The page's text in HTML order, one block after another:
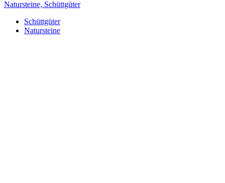
Natursteine, Schüttgüter
Schüttgüter
Natursteine